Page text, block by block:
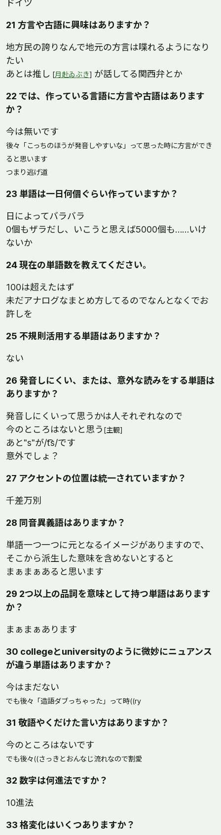
ドイツ
21 方言や古語に興味はありますか？
地方民の誇りなんで地元の方言は喋れるようになり
たい
あとは推し [月赴ゐぶき] が話してる関西弁とか
22 では、作っている言語に方言や古語はあります
か？
今は無いです
後々「こっちのほうが発音しやすいな」って思った時に方言ができ
ると思います
つまり逃げ道
23 単語は一日何個ぐらい作っていますか？
日によってバラバラ
0個もザラだし、いこうと思えば5000個も……いけ
ないか
24 現在の単語数を教えてください。
100は超えたはず
未だアナログなまとめ方してるのでなんとなくでお
許しを
25 不規則活用する単語はありますか？
ない
26 発音しにくい、または、意外な読みをする単語は
ありますか？
発音しにくいって思うかは人それぞれなので
今のところはないと思う [主観]
あと"s"が/t͡s/です
意外でしょ？
27 アクセントの位置は統一されていますか？
千差万別
28 同音異義語はありますか？
単語一つ一つに元となるイメージがありますので、
そこから派生した意味を含めないとすると
まぁまぁあると思います
29 2つ以上の品詞を意味として持つ単語はあります
か？
まぁまぁあります
30 collegeとuniversityのように微妙にニュアンス
が違う単語はありますか？
今はまだない
でも後々「造語ダブっちゃった」って時((ry
31 敬語やくだけた言い方はありますか？
今のところはないです
でも後々((さっきとおんなじ流れなので割愛
32 数字は何進法ですか？
10進法
33 格変化はいくつありますか？